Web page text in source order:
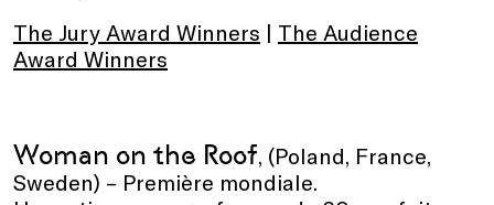
The Jury Award Winners | The Audience
Award Winners
Woman on the Roof, (Poland, France,
Sweden) – Première mondiale.